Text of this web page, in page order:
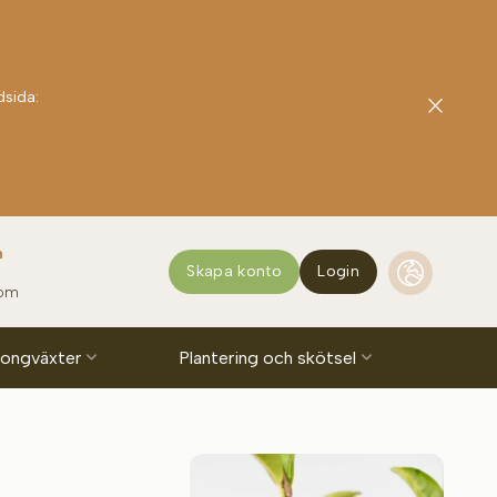
Skapa konto Login
Plantering och skötsel